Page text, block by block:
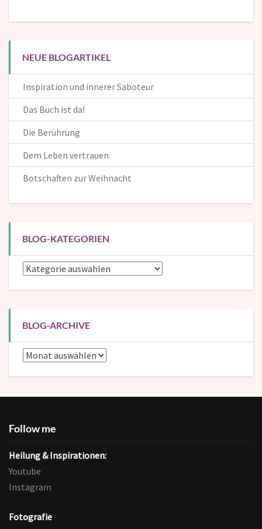
NEUE BLOGARTIKEL
Inspiration und innerer Saboteur
Das Buch ist da!
Die Berührung
Dem Leben vertrauen
Botschaften zur Weihnacht
BLOG-KATEGORIEN
Blog-
BLOG-ARCHIVE
Blog-
Follow me
Heilung & Inspirationen:
Youtube
Instagram
Fotografie